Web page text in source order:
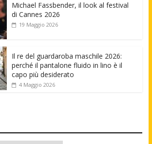
Michael Fassbender, il look al festival
di Cannes 2026
19 Maggio 2026
Il re del guardaroba maschile 2026:
perché il pantalone fluido in lino è il
capo più desiderato
4 Maggio 2026